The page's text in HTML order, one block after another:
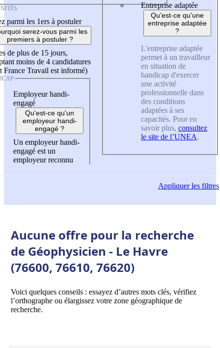
parmi les 1ers à postuler
serez-vous parmi les
premiers à postuler ?
de plus de 15 jours,
moins de 4 candidatures
France Travail est informé)
Employeur handi-
engagé
Qu'est-ce qu'un
employeur handi-
engagé ?
Un employeur handi-
engagé est un
employeur reconnu
Entreprise adaptée
Qu'est-ce qu'une
entreprise adaptée
?
L'entreprise adaptée
permet à un travailleur
en situation de
handicap d'exercer
une activité
professionnelle dans
des conditions
adaptées à ses
capacités. Pour en
savoir plus, consultez
le site de l’UNEA.
Appliquerles filtres
Aucune offre pour la recherche
de Géophysicien - Le Havre
(76600, 76610, 76620)
Voici quelques conseils : essayez d’autres mots clés, vérifiez
l’orthographe ou élargissez votre zone géographique de
recherche.